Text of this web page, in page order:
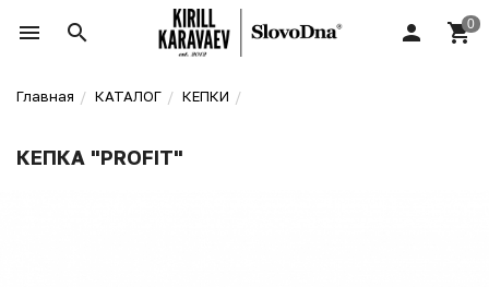
Главная КАТАЛОГ КЕПКИ
КЕПКА "PROFIT"